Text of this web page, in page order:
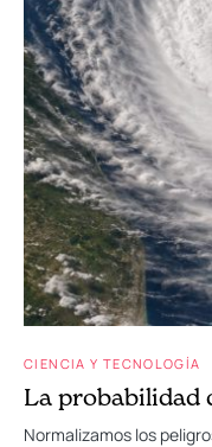
CIENCIA Y TECNOLOGÍA
La probabilidad
Normalizamos los